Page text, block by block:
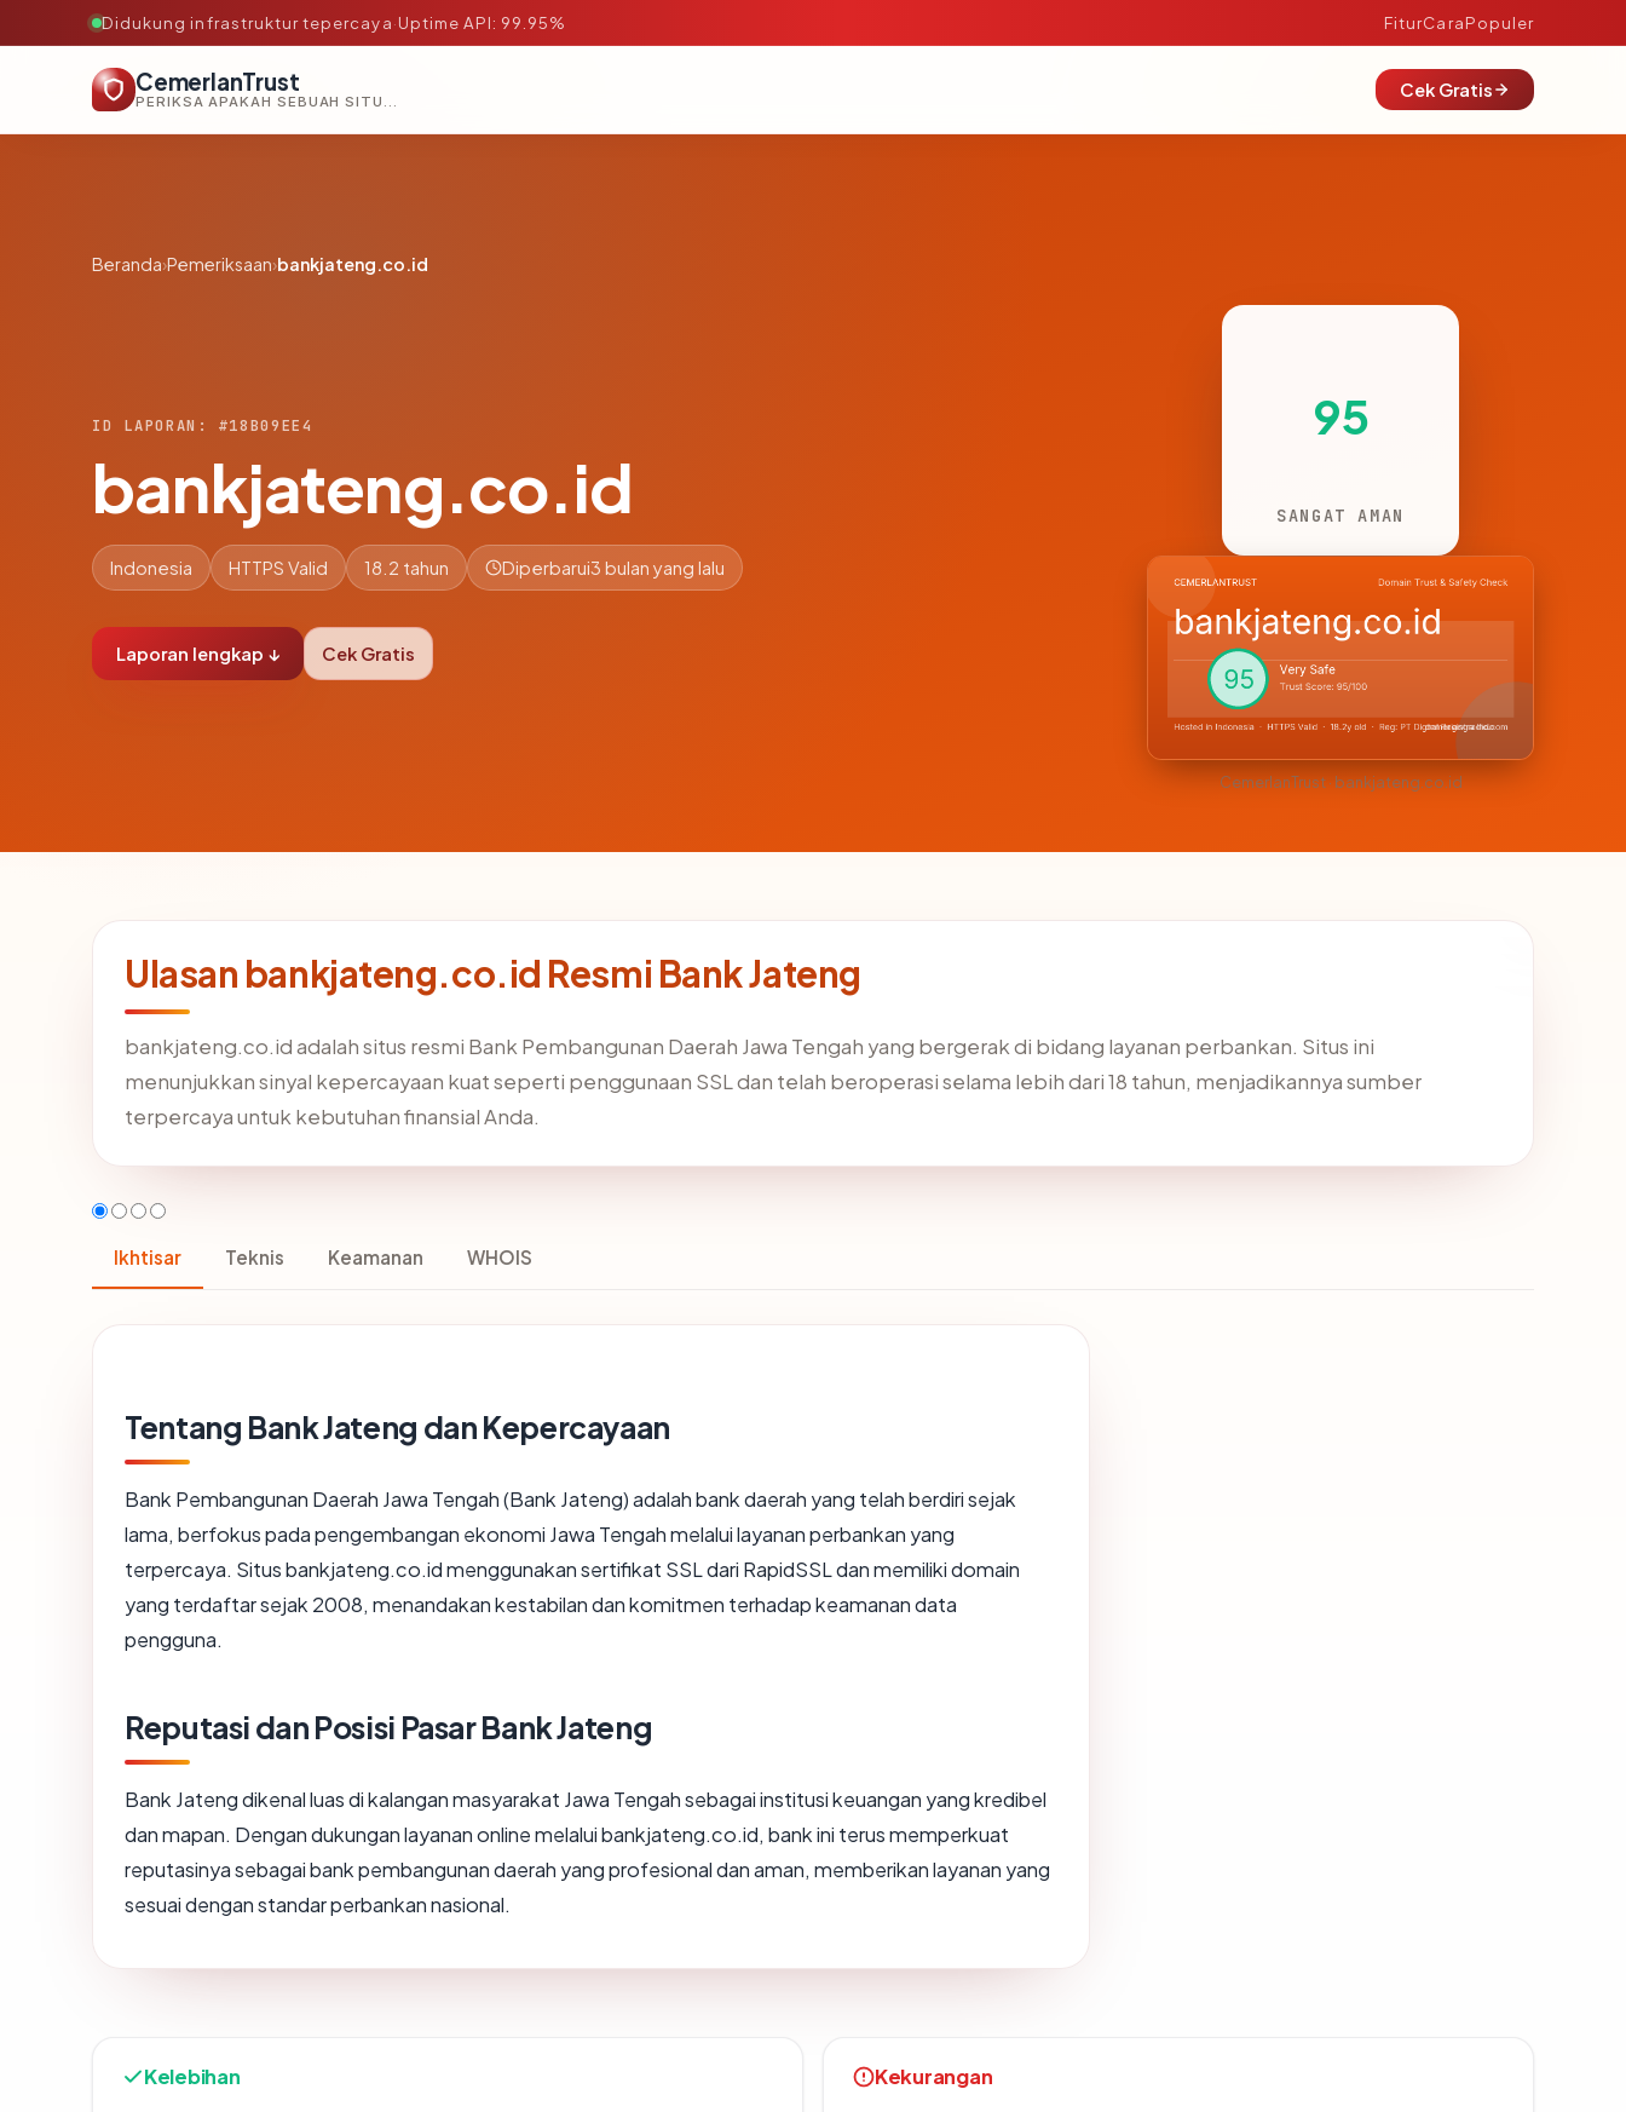
Didukung infrastruktur tepercaya·Uptime API: 99.95% FiturCaraPopuler
CemerlanTrust
PERIKSA APAKAH SEBUAH SITUS AMAN, TEPERCAYA, DAN TERVERIFIKASI DALAM HITUNGAN DETIK.
Cek Gratis
Beranda›Pemeriksaan›bankjateng.co.id
ID LAPORAN: #18B09EE4
bankjateng.co.id
Indonesia HTTPS Valid 18.2 tahun Diperbarui3 bulan yang lalu
Laporan lengkap ↓ Cek Gratis
95
SANGAT AMAN
CemerlanTrust · bankjateng.co.id
Ulasan bankjateng.co.id Resmi Bank Jateng
bankjateng.co.id adalah situs resmi Bank Pembangunan Daerah Jawa Tengah yang bergerak di bidang layanan perbankan. Situs ini
menunjukkan sinyal kepercayaan kuat seperti penggunaan SSL dan telah beroperasi selama lebih dari 18 tahun, menjadikannya sumber
terpercaya untuk kebutuhan finansial Anda.
Ikhtisar Teknis Keamanan WHOIS
Tentang Bank Jateng dan Kepercayaan
Bank Pembangunan Daerah Jawa Tengah (Bank Jateng) adalah bank daerah yang telah berdiri sejak
lama, berfokus pada pengembangan ekonomi Jawa Tengah melalui layanan perbankan yang
terpercaya. Situs bankjateng.co.id menggunakan sertifikat SSL dari RapidSSL dan memiliki domain
yang terdaftar sejak 2008, menandakan kestabilan dan komitmen terhadap keamanan data
pengguna.
Reputasi dan Posisi Pasar Bank Jateng
Bank Jateng dikenal luas di kalangan masyarakat Jawa Tengah sebagai institusi keuangan yang kredibel
dan mapan. Dengan dukungan layanan online melalui bankjateng.co.id, bank ini terus memperkuat
reputasinya sebagai bank pembangunan daerah yang profesional dan aman, memberikan layanan yang
sesuai dengan standar perbankan nasional.
Kelebihan Kekurangan